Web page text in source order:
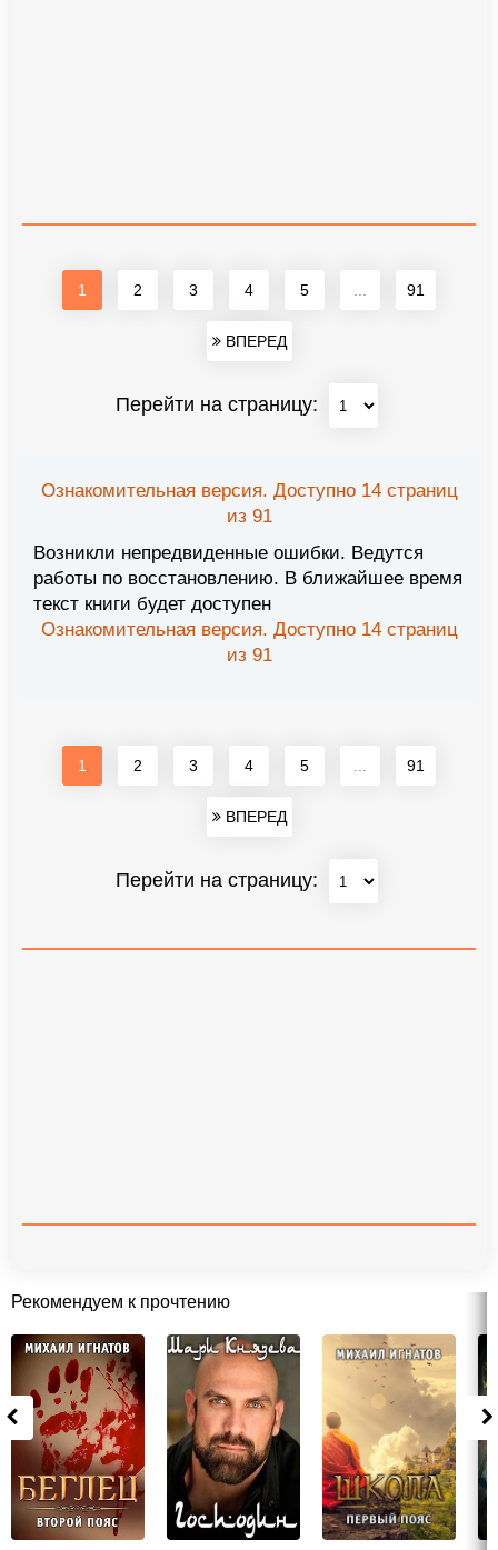
1 2 3 4 5 91
ВПЕРЕД
Перейти на страницу:
Ознакомительная версия. Доступно 14 страниц
из 91
Возникли непредвиденные ошибки. Ведутся
работы по восстановлению. В ближайшее время
текст книги будет доступен
Ознакомительная версия. Доступно 14 страниц
из 91
1 2 3 4 5 91
ВПЕРЕД
Перейти на страницу:
Рекомендуем к прочтению